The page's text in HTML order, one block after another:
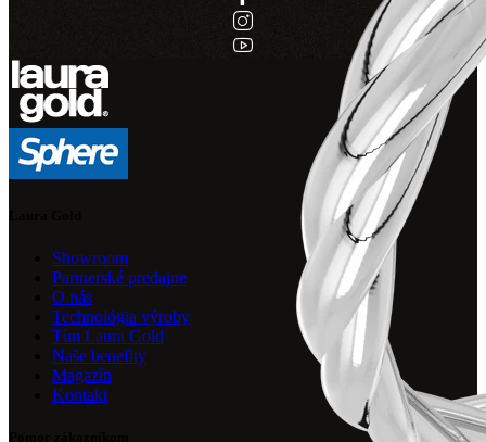
Showroom
Partnerské predajne
O nás
Technológia výroby
Tím Laura Gold
Naše benefity
Magazín
Kontakt